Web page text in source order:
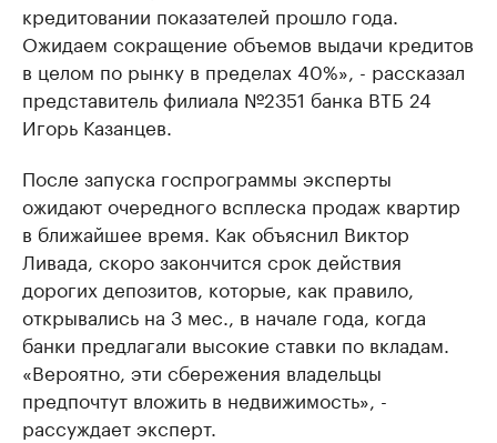
кредитовании показателей прошло года.
Ожидаем сокращение объемов выдачи кредитов
в целом по рынку в пределах 40%», - рассказал
представитель филиала №2351 банка ВТБ 24
Игорь Казанцев.
После запуска госпрограммы эксперты
ожидают очередного всплеска продаж квартир
в ближайшее время. Как объяснил Виктор
Ливада, скоро закончится срок действия
дорогих депозитов, которые, как правило,
открывались на 3 мес., в начале года, когда
банки предлагали высокие ставки по вкладам.
«Вероятно, эти сбережения владельцы
предпочтут вложить в недвижимость», -
рассуждает эксперт.